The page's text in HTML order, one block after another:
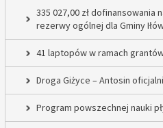
335 027,00 zł dofinansowania
rezerwy ogólnej dla Gminy
41 laptopów w ramach
Droga Giżyce – Antosin
Program powszechnej nauki